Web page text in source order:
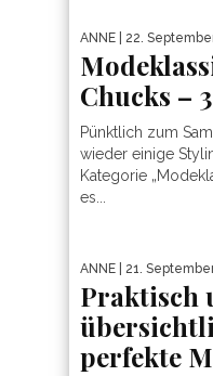
ANNE | 22.
Chucks –
Pünktlich zum
wieder einige
Kategorie
es...
ANNE | 21.
Praktisch
perfekte